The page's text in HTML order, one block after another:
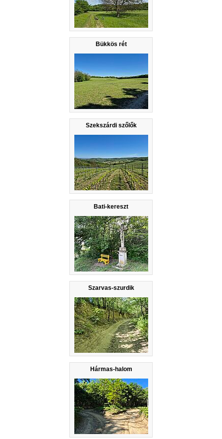
Bükkös rét
Szekszárdi szőlők
Bati-kereszt
Szarvas-szurdik
Hármas-halom